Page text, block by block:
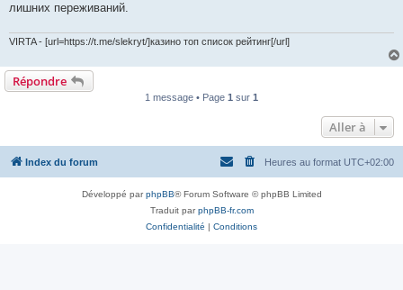
лишних переживаний.
VIRTA - [url=https://t.me/slekryt/]казино топ список рейтинг[/url]
Répondre
1 message • Page 1 sur 1
Aller à
Index du forum Heures au format UTC+02:00
Développé parphpBB® Forum Software © phpBB Limited
Traduit parphpBB-fr.com
Confidentialité | Conditions